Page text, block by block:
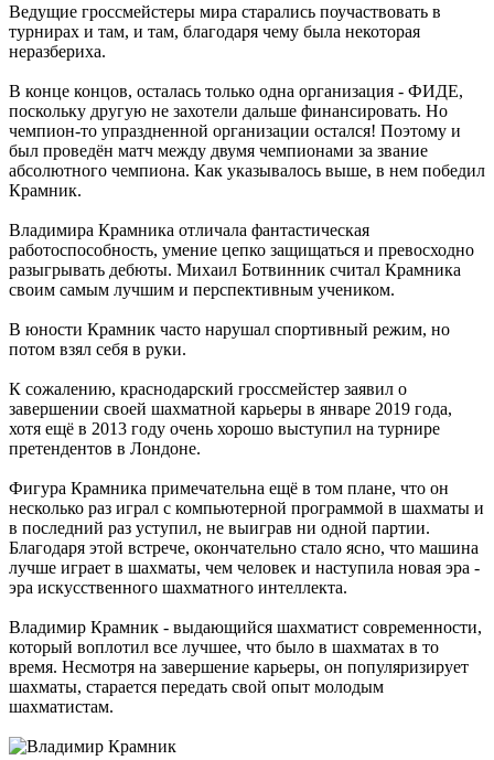
Ведущие гроссмейстеры мира старались поучаствовать в
турнирах и там, и там, благодаря чему была некоторая
неразбериха.
В конце концов, осталась только одна организация - ФИДЕ,
поскольку другую не захотели дальше финансировать. Но
чемпион-то упраздненной организации остался! Поэтому и
был проведён матч между двумя чемпионами за звание
абсолютного чемпиона. Как указывалось выше, в нем победил
Крамник.
Владимира Крамника отличала фантастическая
работоспособность, умение цепко защищаться и превосходно
разыгрывать дебюты. Михаил Ботвинник считал Крамника
своим самым лучшим и перспективным учеником.
В юности Крамник часто нарушал спортивный режим, но
потом взял себя в руки.
К сожалению, краснодарский гроссмейстер заявил о
завершении своей шахматной карьеры в январе 2019 года,
хотя ещё в 2013 году очень хорошо выступил на турнире
претендентов в Лондоне.
Фигура Крамника примечательна ещё в том плане, что он
несколько раз играл с компьютерной программой в шахматы и
в последний раз уступил, не выиграв ни одной партии.
Благодаря этой встрече, окончательно стало ясно, что машина
лучше играет в шахматы, чем человек и наступила новая эра -
эра искусственного шахматного интеллекта.
Владимир Крамник - выдающийся шахматист современности,
который воплотил все лучшее, что было в шахматах в то
время. Несмотря на завершение карьеры, он популяризирует
шахматы, старается передать свой опыт молодым
шахматистам.